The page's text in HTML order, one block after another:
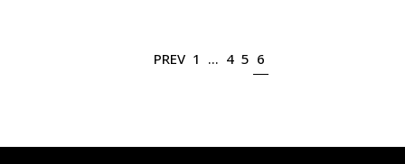
PREV 1 … 4 5 6